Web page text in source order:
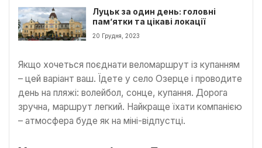
Луцьк за один день: головні
пам’ятки та цікаві локації
20 Грудня, 2023
Якщо хочеться поєднати веломаршрут із купанням
– цей варіант ваш. Їдете у село Озерце і проводите
день на пляжі: волейбол, сонце, купання. Дорога
зручна, маршрут легкий. Найкраще їхати компанією
– атмосфера буде як на міні-відпустці.